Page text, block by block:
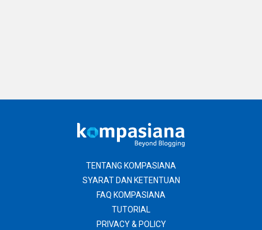
TENTANG KOMPASIANA
SYARAT DAN KETENTUAN
FAQ KOMPASIANA
TUTORIAL
PRIVACY & POLICY